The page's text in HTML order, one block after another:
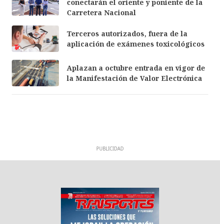
conectarán el oriente y poniente de la
Carretera Nacional
Terceros autorizados, fuera de la
aplicación de exámenes toxicológicos
Aplazan a octubre entrada en vigor de
la Manifestación de Valor Electrónica
PUBLICIDAD